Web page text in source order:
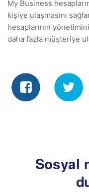
My Business
kişiye ulaşmasını
hesaplarının
daha fazla müşteriye
Sosyal